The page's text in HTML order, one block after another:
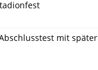
mit später